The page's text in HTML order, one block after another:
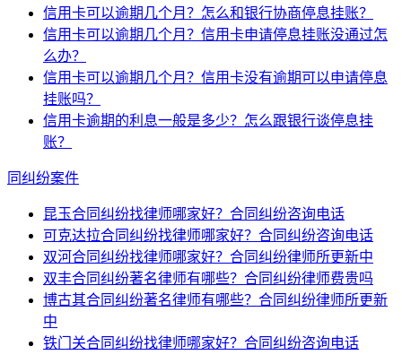
信用卡可以逾期几个月？怎么和银行协商停息挂账？
信用卡可以逾期几个月？信用卡申请停息挂账没通过怎
么办？
信用卡可以逾期几个月？信用卡没有逾期可以申请停息
挂账吗？
信用卡逾期的利息一般是多少？怎么跟银行谈停息挂
账？
同纠纷案件
昆玉合同纠纷找律师哪家好？合同纠纷咨询电话
可克达拉合同纠纷找律师哪家好？合同纠纷咨询电话
双河合同纠纷找律师哪家好？合同纠纷律师所更新中
双丰合同纠纷著名律师有哪些？合同纠纷律师费贵吗
博古其合同纠纷著名律师有哪些？合同纠纷律师所更新
中
铁门关合同纠纷找律师哪家好？合同纠纷咨询电话